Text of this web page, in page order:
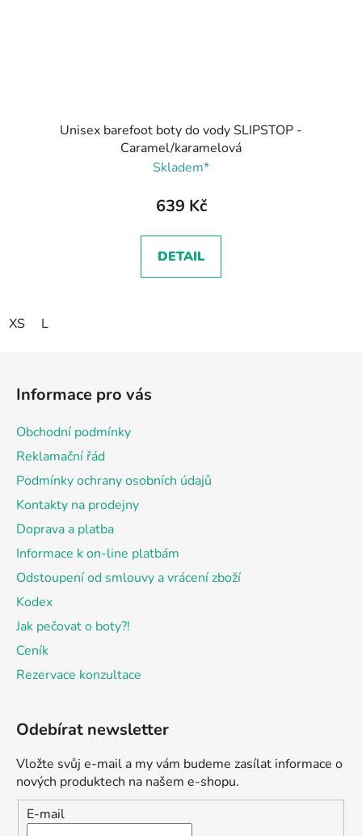
Unisex barefoot boty do vody SLIPSTOP -
Caramel/karamelová
Skladem*
639 Kč
DETAIL
XS L
Informace pro vás
Obchodní podmínky
Reklamační řád
Podmínky ochrany osobních údajů
Kontakty na prodejny
Doprava a platba
Informace k on-line platbám
Odstoupení od smlouvy a vrácení zboží
Kodex
Jak pečovat o boty?!
Ceník
Rezervace konzultace
Odebírat newsletter
Vložte svůj e-mail a my vám budeme zasílat informace o
nových produktech na našem e-shopu.
E-mail